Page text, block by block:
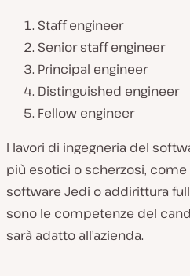
Staff engineer
Senior staff engineer
Principal engineer
Distinguished engineer
Fellow engineer
I lavori di ingegneria del
più esotici o scherzosi,
software Jedi o addirittura
sono le competenze del
sarà adatto all’azienda.